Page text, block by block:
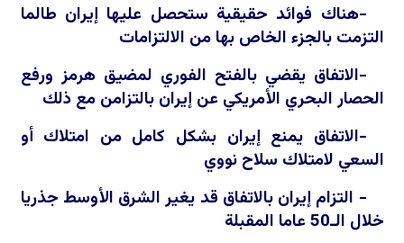
-هناك فوائد حقيقية ستحصل عليها إيران طالما
التزمت بالجزء الخاص بها من الالتزامات
-الاتفاق يقضي بالفتح الفوري لمضيق هرمز ورفع
الحصار البحري الأمريكي عن إيران بالتزامن مع ذلك
-الاتفاق يمنع إيران بشكل كامل من امتلاك أو
السعي لامتلاك سلاح نووي
- التزام إيران بالاتفاق قد يغير الشرق الأوسط جذريا
خلال الـ50 عاما المقبلة